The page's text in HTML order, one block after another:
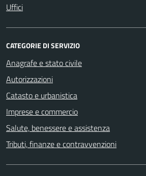
Uffici
CATEGORIE DI SERVIZIO
Anagrafe e stato civile
Autorizzazioni
Catasto e urbanistica
Imprese e commercio
Salute, benessere e assistenza
Tributi, finanze e contravvenzioni